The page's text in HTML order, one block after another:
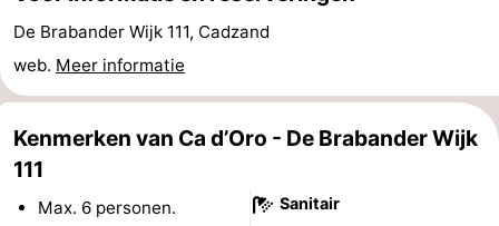
Fietsen
-
Wandelen
-
Paardrijden
-
De Brabander Wijk 111, Cadzand
web. Meer informatie
Kenmerken van Ca d’Oro - De Brabander Wijk
111
Max. 6 personen.
Sanitair